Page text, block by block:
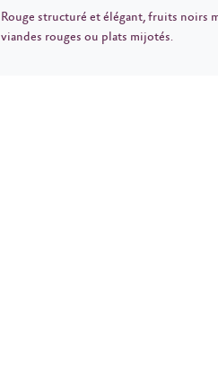
Rouge structuré et élégant, fruits noirs
viandes rouges ou plats mijotés.